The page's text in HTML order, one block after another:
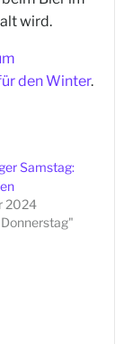
wird.
den Winter.
Samstag:
2024